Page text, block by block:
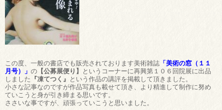
この度、一般の書店でも販売されております美術雑誌 「美術の窓（１１
月号）」 の 【公募展便り】
というコーナーに再興第１０６回院展に出品
しました 『凍てつく』 という作品の講評を掲載して頂きました。
小さな記事なのですが作品写真も載せて頂き、より精進して制作に努め
ていこうと身が引き締まる思いです。
ささいな事ですが、頑張っていこうと思いました。